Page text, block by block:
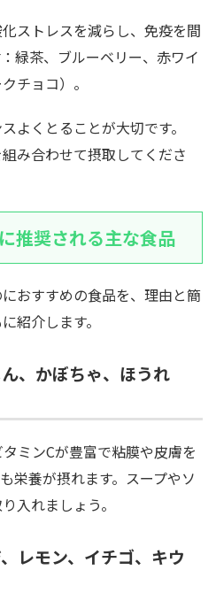
ストレスを減らし、免疫を間
緑茶、ブルーベリー、赤ワイ
チョコ）。
よくとることが大切です。
み合わせて摂取してくださ
推奨される主な食品
おすすめの食品を、理由と簡
紹介します。
、かぼちゃ、ほうれ
ミンCが豊富で粘膜や皮膚を
栄養が摂れます。スープやソ
入れましょう。
レモン、イチゴ、キウ